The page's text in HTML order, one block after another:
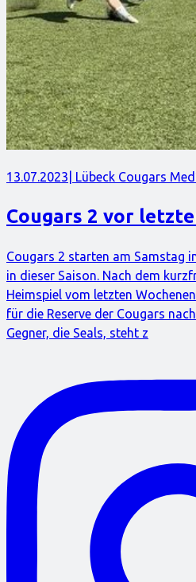
13.07.2023 | Lübeck Cougars
Cougars 2 vor
Cougars 2 starten am Samstag
in dieser Saison. Nach dem
Heimspiel vom letzten
für die Reserve der Cougars
Gegner, die Seals, steht z